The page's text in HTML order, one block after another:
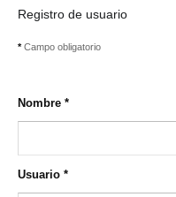
Registro de usuario
*Campo obligatorio
Nombre *
Usuario *